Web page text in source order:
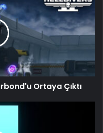
Ortaya Çıktı